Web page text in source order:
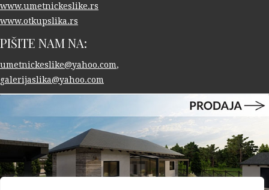
www.umetnickeslike.rs
www.otkupslika.rs
PIŠITE NAM NA:
umetnickeslike@yahoo.com,
galerijaslika@yahoo.com